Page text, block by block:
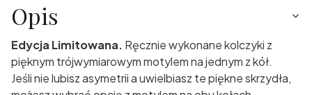
Opis
Edycja Limitowana. Ręcznie wykonane kolczyki z
pięknym trójwymiarowym motylem na jednym z kół.
Jeśli nie lubisz asymetrii a uwielbiasz te piękne skrzydła,